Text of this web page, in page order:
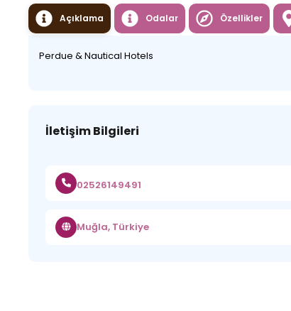
Açıklama Odalar Özellikler
Perdue & Nautical Hotels
İletişim Bilgileri
02526149491
Muğla, Türkiye